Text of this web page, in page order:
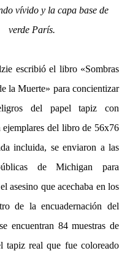
vívido y la capa base de
verde París.
escribió el libro «Sombras
la Muerte» para concientizar
del papel tapiz con
ejemplares del libro de 56x76
incluida, se enviaron a las
de Michigan para
asesino que acechaba en los
de la encuadernación del
encuentran 84 muestras de
tapiz real que fue coloreado